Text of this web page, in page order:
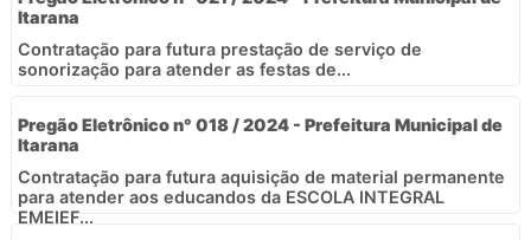
Itarana
Contratação para futura prestação de serviço de
sonorização para atender as festas de...
Pregão Eletrônico n° 018 / 2024 - Prefeitura Municipal de
Itarana
Contratação para futura aquisição de material permanente
para atender aos educandos da ESCOLA INTEGRAL
EMEIEF...